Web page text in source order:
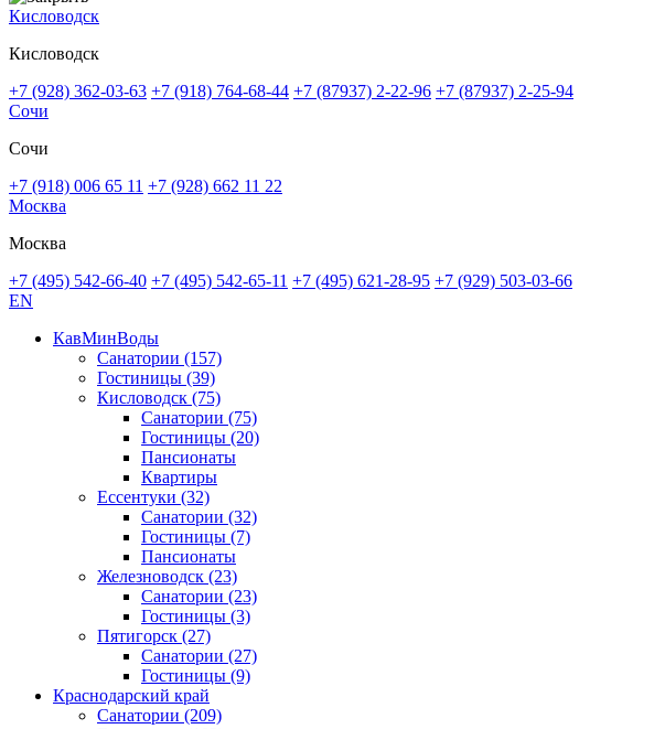
Кисловодск
Кисловодск
+7 (928) 362-03-63 +7 (918) 764-68-44 +7 (87937) 2-22-96 +7 (87937) 2-25-94
Сочи
Сочи
+7 (918) 006 65 11 +7 (928) 662 11 22
Москва
Москва
+7 (495) 542-66-40 +7 (495) 542-65-11 +7 (495) 621-28-95 +7 (929) 503-03-66
EN
КавМинВоды
Санатории (157)
Гостиницы (39)
Кисловодск (75)
Санатории (75)
Гостиницы (20)
Пансионаты
Квартиры
Ессентуки (32)
Санатории (32)
Гостиницы (7)
Пансионаты
Железноводск (23)
Санатории (23)
Гостиницы (3)
Пятигорск (27)
Санатории (27)
Гостиницы (9)
Краснодарский край
Санатории (209)